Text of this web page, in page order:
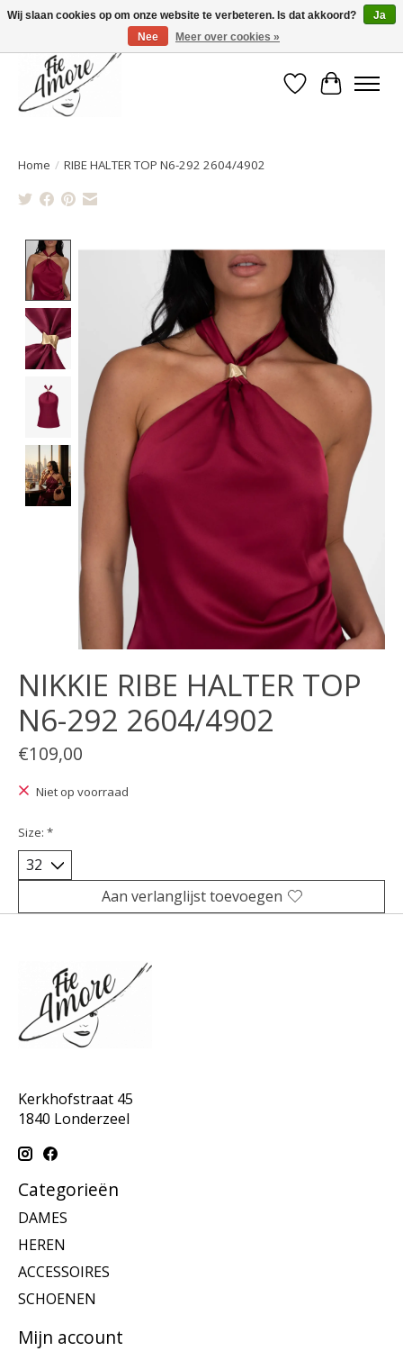
Verlanglijst
Home / RIBE HALTER TOP N6-292 2604/4902
Product image slideshow Items
NIKKIE RIBE HALTER TOP
N6-292 2604/4902
€109,00
Niet op voorraad
Size: *
Aan verlanglijst toevoegen
Kerkhofstraat 45
1840 Londerzeel
Categorieën
DAMES
HEREN
ACCESSOIRES
SCHOENEN
Mijn account
Wij slaan cookies op om onze website te verbeteren. Is dat akkoord?
Ja
Nee
Meer over cookies »